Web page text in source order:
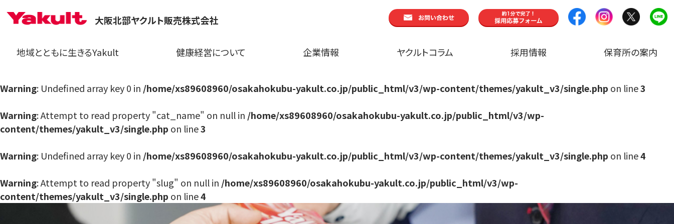
大阪北部ヤクルト販売株式会社
地域とともに生きるYakult 健康経営について 企業情報 ヤクルトコラム 採用情報 保育所の案内
Warning: Undefined array key 0 in /home/xs89608960/osakahokubu-yakult.co.jp/public_html/v3/wp-content/themes/yakult_v3/single.php on line3
Warning: Attempt to read property "cat_name" on null in /home/xs89608960/osakahokubu-yakult.co.jp/public_html/v3/wp-
content/themes/yakult_v3/single.php on line3
Warning: Undefined array key 0 in /home/xs89608960/osakahokubu-yakult.co.jp/public_html/v3/wp-content/themes/yakult_v3/single.php on line4
Warning: Attempt to read property "slug" on null in /home/xs89608960/osakahokubu-yakult.co.jp/public_html/v3/wp-
content/themes/yakult_v3/single.php on line4